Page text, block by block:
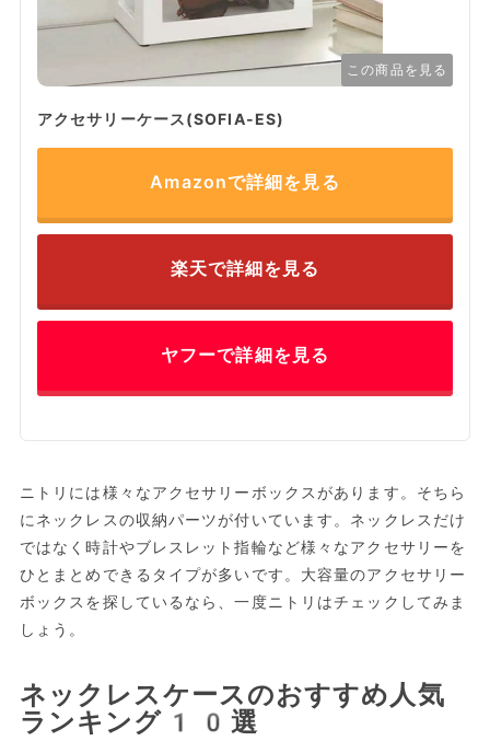
この商品を見る
アクセサリーケース(SOFIA-ES)
Amazonで詳細を見る
楽天で詳細を見る
ヤフーで詳細を見る
ニトリには様々なアクセサリーボックスがあります。そちら
にネックレスの収納パーツが付いています。ネックレスだけ
ではなく時計やブレスレット指輪など様々なアクセサリーを
ひとまとめできるタイプが多いです。大容量のアクセサリー
ボックスを探しているなら、一度ニトリはチェックしてみま
しょう。
ネックレスケースのおすすめ人気
ランキング10選